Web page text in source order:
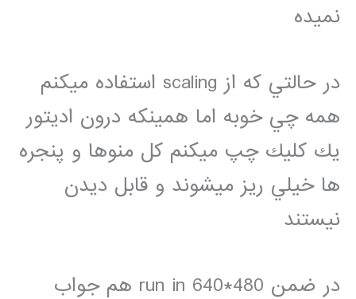
نميده
در حالتي كه از scaling استفاده ميكنم
همه چي خوبه اما همينكه درون اديتور
يك كليك چپ ميكنم كل منوها و پنجره
ها خيلي ريز ميشوند و قابل ديدن
نيستند
در ضمن run in 640*480 هم جواب